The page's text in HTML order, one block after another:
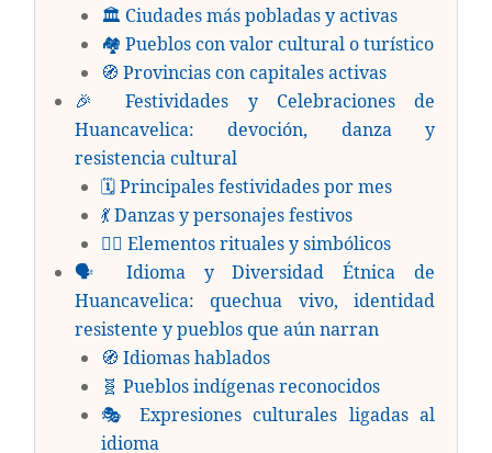
🏛️ Ciudades más pobladas y activas
🏘️ Pueblos con valor cultural o turístico
🧭 Provincias con capitales activas
🎉 Festividades y Celebraciones de
Huancavelica: devoción, danza y
resistencia cultural
🗓️ Principales festividades por mes
💃 Danzas y personajes festivos
🧙‍♀️ Elementos rituales y simbólicos
🗣️ Idioma y Diversidad Étnica de
Huancavelica: quechua vivo, identidad
resistente y pueblos que aún narran
🧭 Idiomas hablados
🧬 Pueblos indígenas reconocidos
🎭 Expresiones culturales ligadas al
idioma